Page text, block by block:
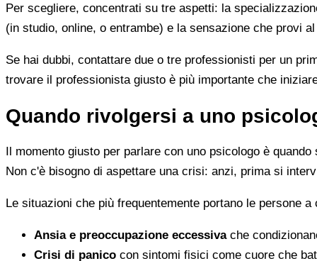
Per scegliere, concentrati su tre aspetti: la
(in studio, online, o entrambe) e la sensazione che provi
Se hai dubbi, contattare due o tre professionisti per un
trovare il professionista giusto è più importante che
Quando rivolgersi a uno
Il momento giusto per parlare con uno psicologo è
Non c'è bisogno di aspettare una crisi: anzi, prima si
Le situazioni che più frequentemente portano le persone
Ansia e preoccupazione eccessivache
Crisi di panico con sintomi fisici come cuore che